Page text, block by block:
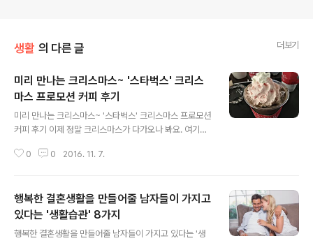
생활 의 다른 글 더보기
미리 만나는 크리스마스~ '스타벅스' 크리스
마스 프로모션 커피 후기
미리 만나는 크리스마스~ '스타벅스' 크리스마스 프로모션
커피 후기 이제 정말 크리스마스가 다가오나 봐요. 여기저
올해도 어김없이크리스마스 프로모션 커피를 출시했어요.
체 라떼.워낙 커피를 좋아해서 그런지사진만 봐도 카페인
이 생각나네요^^ ㅋㅋ 저는 친구와 함께 산타 햇 다크 모카
아이스와메리 화이트 돌체 라떼를 주문했어요. 두개 다 톨
0 0 2016. 11. 7.
행복한 결혼생활을 만들어줄 남자들이 가지고
있다는 '생활습관' 8가지
행복한 결혼생활을 만들어줄 남자들이 가지고 있다는 '생